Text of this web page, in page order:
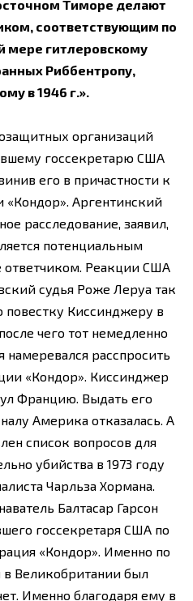
Тиморе делают
соответствующим по
мере гитлеровскому
Риббентропу,
в 1946 г.».
организаций
госсекретарю США
его в причастности к
Аргентинский
расследование, заявил,
потенциальным
Реакции США
судья Роже Леруа так
повестку Киссинджеру в
чего тот немедленно
намеревался расспросить
«Кондор». Киссинджер
Францию. Выдать его
Америка отказалась. А
список вопросов для
убийства в 1973 году
Чарльза Хормана.
Балтасар Гарсон
госсекретаря США по
«Кондор». Именно по
в Великобритании был
Именно благодаря ему в